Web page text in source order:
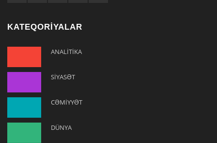
KATEQORİYALAR
ANALİTİKA
SİYASƏT
CƏMİYYƏT
DÜNYA